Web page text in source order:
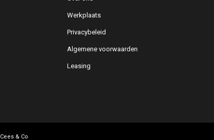
Werkplaats
Privacybeleid
Algemene voorwaarden
Leasing
Cees & Co